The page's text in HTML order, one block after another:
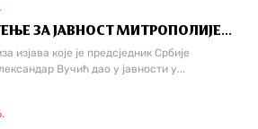
ЗА ЈАВНОСТ МИТРОПОЛИЈЕ...
изјава које је предсједник Србије
Вучић дао у јавности у...